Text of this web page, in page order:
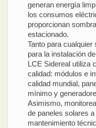
generan energía
los consumos
proporcionan
estacionado.
Tanto para
para la instalación
LCE Sidereal utiliza
calidad: módulos e
calidad mundial,
mínimo y
Asimismo,
de paneles solares
mantenimiento